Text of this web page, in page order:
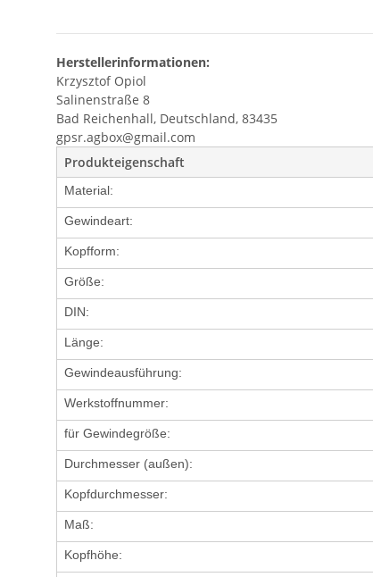
Herstellerinformationen:
Krzysztof Opiol
Salinenstraße 8
Bad Reichenhall, Deutschland, 83435
gpsr.agbox@gmail.com
Produkteigenschaft
Material:
Gewindeart:
Kopfform:
Größe:
DIN:
Länge:
Gewindeausführung:
Werkstoffnummer:
für Gewindegröße:
Durchmesser (außen):
Kopfdurchmesser:
Maß:
Kopfhöhe: